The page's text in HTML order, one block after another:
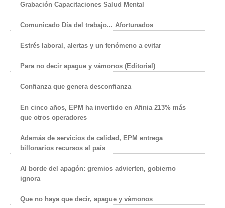
Grabación Capacitaciones Salud Mental
Comunicado Día del trabajo... Afortunados
Estrés laboral, alertas y un fenómeno a evitar
Para no decir apague y vámonos (Editorial)
Confianza que genera desconfianza
En cinco años, EPM ha invertido en Afinia 213% más
que otros operadores
Además de servicios de calidad, EPM entrega
billonarios recursos al país
Al borde del apagón: gremios advierten, gobierno
ignora
Que no haya que decir, apague y vámonos